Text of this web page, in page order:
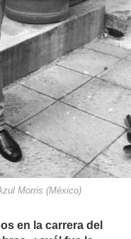
Morris (México)
en la carrera del